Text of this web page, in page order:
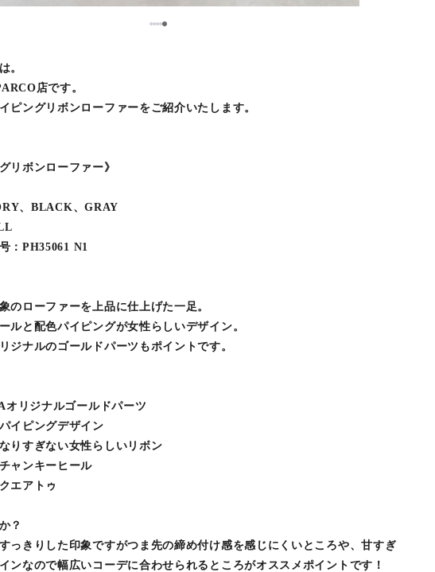
12345
。
店です。
ピングリボンローファーをご紹介いたします。
リボンローファー》
、BLACK、GRAY
：PH35061 N1
のローファーを上品に仕上げた一足。
ルと配色パイピングが女性らしいデザイン。
ジナルのゴールドパーツもポイントです。
オリジナルゴールドパーツ
イピングデザイン
りすぎない女性らしいリボン
ャンキーヒール
エアトゥ
？
っきりした印象ですがつま先の締め付け感を感じにくいところや、甘すぎ
ンなので幅広いコーデに合わせられるところがオススメポイントです！